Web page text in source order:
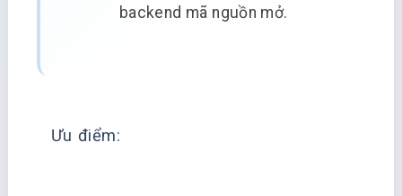
backend mã nguồn mở.
Ưu điểm: